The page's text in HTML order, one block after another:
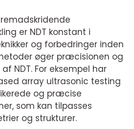
er NDT konstant i
og forbedringer inden
øger præcisionen og
NDT. For eksempel har
array ultrasonic testing
og præcise
som kan tilpasses
og strukturer.